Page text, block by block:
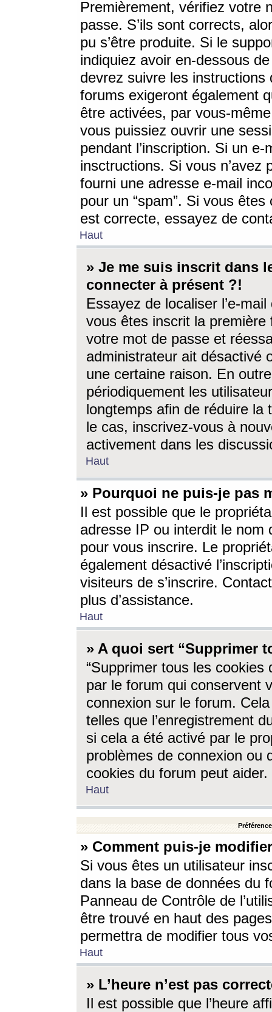
Premièrement, vérifiez votre
passe. S’ils sont corrects,
pu s’être produite. Si le
indiquiez avoir en-dessous
devrez suivre les
forums exigeront également
être activées, par vous-
vous puissiez ouvrir une
pendant l’inscription. Si un
insctructions. Si vous n’avez
fourni une adresse e-mail
pour un “spam”. Si vous
est correcte, essayez de
Haut
» Je me suis inscrit dans
connecter à présent ?!
Essayez de localiser l’e-
vous êtes inscrit la première
votre mot de passe et
administrateur ait désactivé
une certaine raison. En
périodiquement les
longtemps afin de réduire la
le cas, inscrivez-vous à
activement dans les
Haut
» Pourquoi ne puis-je pas
Il est possible que le
adresse IP ou interdit le nom
pour vous inscrire. Le
également désactivé
visiteurs de s’inscrire.
plus d’assistance.
Haut
» A quoi sert “Supprimer
“Supprimer tous les cookies
par le forum qui conservent
connexion sur le forum.
telles que l’enregistrement
si cela a été activé par le
problèmes de connexion ou
cookies du forum peut aider.
Haut
» Comment puis-je
Si vous êtes un utilisateur
dans la base de données du
Panneau de Contrôle de
être trouvé en haut des
permettra de modifier tous
Haut
» L’heure n’est pas
Il est possible que l’heure